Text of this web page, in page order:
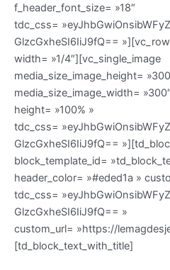
f_header_font_size= »18″
tdc_css=
GlzcGxheSI6IiJ9fQ==
width= »1/4″][vc_single_image
media_size_image_height=
media_size_image_width=
height= »100% »
tdc_css=
GlzcGxheSI6IiJ9fQ==
block_template_id=
header_color= »#eded1a »
tdc_css=
GlzcGxheSI6IiJ9fQ== »
custom_url= »https://
[td_block_text_with_title]